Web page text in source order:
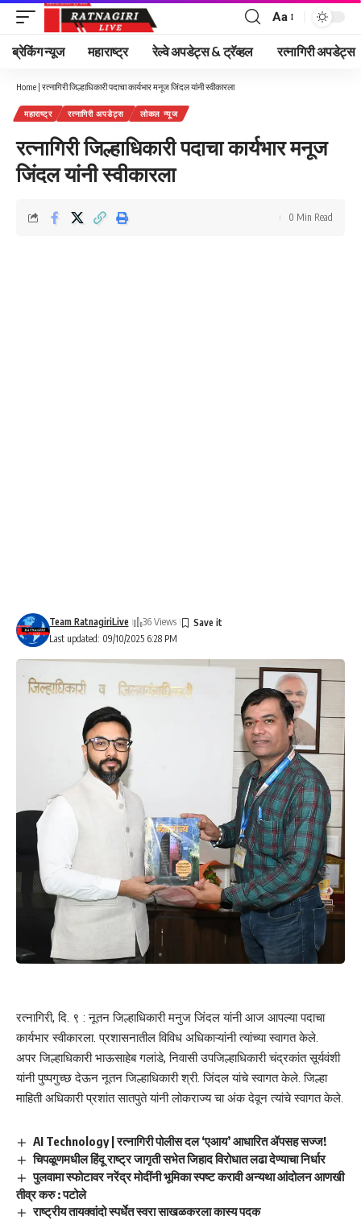
Font
Resizer
Aa
ब्रेकिंग न्यूज महाराष्ट्र रेल्वे अपडेट्स & ट्रॅव्हल रत्नागिरी अपडेट्स
Home | रत्नागिरी जिल्हाधिकारी पदाचा कार्यभार मनूज जिंदल यांनी स्वीकारला
महाराष्ट्र रत्नागिरी अपडेट्स लोकल न्यूज
रत्नागिरी जिल्हाधिकारी पदाचा कार्यभार मनूज
जिंदल यांनी स्वीकारला
Last updated: 09/10/2025 6:28 PM
Team RatnagiriLive 36 Views
0 Min Read
रत्नागिरी, दि. ९ : नूतन जिल्हाधिकारी मनुज जिंदल यांनी आज आपल्या पदाचा
कार्यभार स्वीकारला. प्रशासनातील विविध अधिकाऱ्यांनी त्यांच्या स्वागत केले.
अपर जिल्हाधिकारी भाऊसाहेब गलांडे, निवासी उपजिल्हाधिकारी चंद्रकांत सूर्यवंशी
यांनी पुष्पगुच्छ देऊन नूतन जिल्हाधिकारी श्री. जिंदल यांचे स्वागत केले. जिल्हा
माहिती अधिकारी प्रशांत सातपुते यांनी लोकराज्य चा अंक देवून त्यांचे स्वागत केले.
AI Technology | रत्नागिरी पोलीस दल ‘एआय’ आधारित ॲपसह सज्ज!
चिपळूणमधील हिंदू राष्ट्र जागृती सभेत जिहाद विरोधात लढा देण्याचा निर्धार
पुलवामा स्फोटावर नरेंद्र मोदींनी भूमिका स्पष्ट करावी अन्यथा आंदोलन आणखी
तीव्र करु : पटोले
राष्ट्रीय तायक्वांदो स्पर्धेत स्वरा साखळकरला कास्य पदक